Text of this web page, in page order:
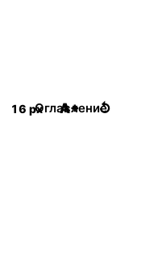
16 px A+ ↺
Оглавление